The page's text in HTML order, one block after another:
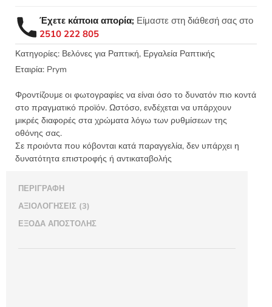
ποσότητα
Έχετε κάποια απορία; Είμαστε στη διάθεσή σας στο
2510 222 805
Κατηγορίες: Βελόνες για Ραπτική, Εργαλεία Ραπτικής
Εταιρία: Prym
Φροντίζουμε οι φωτογραφίες να είναι όσο το δυνατόν πιο κοντά
στο πραγματικό προϊόν. Ωστόσο, ενδέχεται να υπάρχουν
μικρές διαφορές στα χρώματα λόγω των ρυθμίσεων της
οθόνης σας.
Σε προιόντα που κόβονται κατά παραγγελία, δεν υπάρχει η
δυνατότητα επιστροφής ή αντικαταβολής
ΠΕΡΙΓΡΑΦΉ
ΑΞΙΟΛΟΓΉΣΕΙΣ (3)
ΈΞΟΔΑ ΑΠΟΣΤΟΛΉΣ